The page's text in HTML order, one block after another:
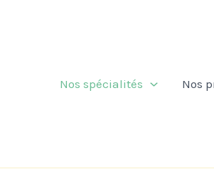
Nos spécialités Nos